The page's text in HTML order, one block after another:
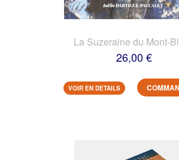
La Suzeraine du Mont-
26,00 €
VOIR EN DETAILS